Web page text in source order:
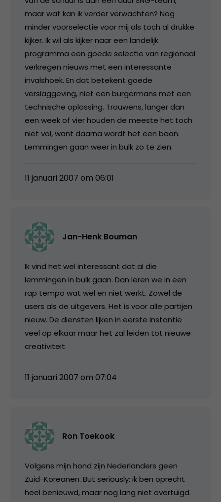
maar wat kan ik verder verwachten? Nog
minder voorselectie voor mij als toch al drukke
kijker. Ik wil als kijker naar een landelijk
programma een goede selectie van regionaal
verkregen nieuws met een interessante
invalshoek. En dat betekent goede
verslaggeving, niet een burgermans met een
technische oplossing. Trouwens, langer dan
een week of vier houden de meeste het toch
niet vol, want daarna wordt het een baan.
Lemmingen gaan weer in bulk zo te zien.
11 januari 2007 om 06:01
Jan-Henk Bouman
Ik vind het wel interessant dat al die
lemmingen in bulk gaan. Dan leren we in een
rap tempo wat wel en niet werkt. Zowel de
users als de uitgevers. Het is voor alle partijen
nieuw. De diensten lijken in eerste instantie
veel op elkaar maar het zal leiden tot nieuwe
creativiteit
11 januari 2007 om 07:04
Ron Toekook
Volgens mijn hond zijn Nederlanders geen
Zuid-Koreanen. But seriously: ik ben oprecht
heel benieuwd, maar nog lang niet overtuigd.